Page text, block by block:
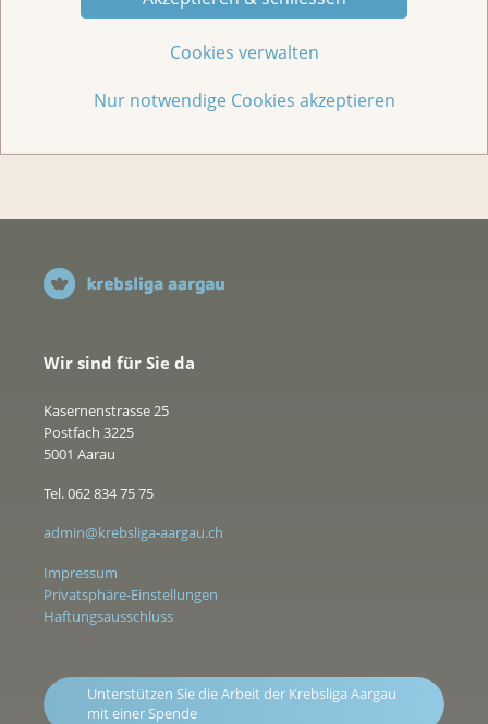
Cookies verwalten
Nur notwendige Cookies akzeptieren
Spenden
Jede Geschichte zählt
Wir sind für Sie da
Kasernenstrasse 25
Postfach 3225
5001 Aarau
Tel. 062 834 75 75
admin@krebsliga-aargau.ch
Impressum
Privatsphäre-Einstellungen
Haftungsausschluss
Unterstützen Sie die Arbeit der Krebsliga Aargau
mit einer Spende